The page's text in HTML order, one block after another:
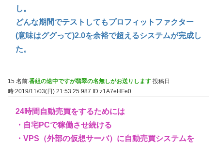
し。
どんな期間でテストしてもプロフィットファクター
(意味はググって)2.0を余裕で超えるシステムが完成し
た。
15 名前:番組の途中ですが翡翠の名無しがお送りします 投稿日
時:2019/11/03(日) 21:53:25.987 ID:z1A7eHFe0
24時間自動売買をするためには
・自宅PCで稼働させ続ける
・VPS（外部の仮想サーバ）に自動売買システムを